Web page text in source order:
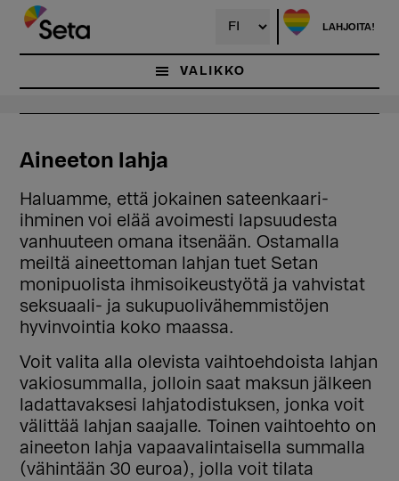
Hyppää
pääsisältöön
LAHJOITA!
VALIKKO
Aineeton lahja
Haluamme, että jokainen sateenkaari-
ihminen voi elää avoimesti lapsuudesta
vanhuuteen omana itsenään. Ostamalla
meiltä aineettoman lahjan tuet Setan
monipuolista ihmisoikeustyötä ja vahvistat
seksuaali- ja sukupuolivähemmistöjen
hyvinvointia koko maassa.
Voit valita alla olevista vaihtoehdoista lahjan
vakiosummalla, jolloin saat maksun jälkeen
ladattavaksesi lahjatodistuksen, jonka voit
välittää lahjan saajalle. Toinen vaihtoehto on
aineeton lahja vapaavalintaisella summalla
(vähintään 30 euroa), jolla voit tilata